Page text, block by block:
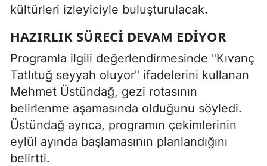
kültürleri izleyiciyle buluşturulacak.
HAZIRLIK SÜRECI DEVAM EDIYOR
Programla ilgili değerlendirmesinde "Kıvanç
Tatlıtuğ seyyah oluyor" ifadelerini kullanan
Mehmet Üstündağ, gezi rotasının
belirlenme aşamasında olduğunu söyledi.
Üstündağ ayrıca, programın çekimlerinin
eylül ayında başlamasının planlandığını
belirtti.